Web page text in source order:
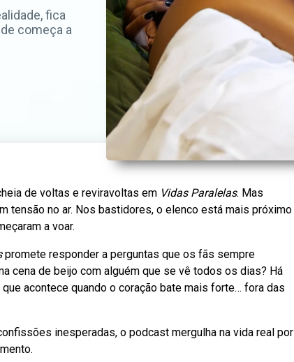
fica
começa a
de voltas e reviravoltas em Vidas Paralelas. Mas
tensão no ar. Nos bastidores, o elenco está mais próximo
a voar.
promete responder a perguntas que os fãs sempre
cena de beijo com alguém que se vê todos os dias? Há
acontece quando o coração bate mais forte… fora das
inesperadas, o podcast mergulha na vida real por